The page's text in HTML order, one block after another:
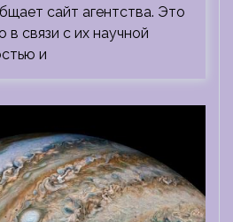
сайт агентства. Это
в связи с их научной
и